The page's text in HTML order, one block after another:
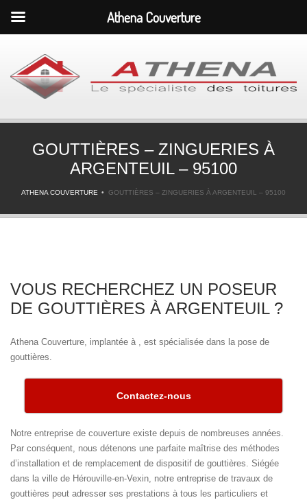
GOUTTIÈRES – ZINGUERIES À
ARGENTEUIL – 95100
ATHENA COUVERTURE GOUTTIÈRES – ZINGUERIES À ARGENTEUIL – 95100
VOUS RECHERCHEZ UN POSEUR
DE GOUTTIÈRES À ARGENTEUIL ?
Athena Couverture, implantée à , est spécialisée dans la pose de
gouttières.
Contactez-nous
Notre entreprise de couverture existe depuis de nombreuses années.
Par conséquent, nous détenons une parfaite maîtrise des méthodes
d’installation et de remplacement de dispositif de gouttières. Siégée
dans la ville de Hérouville-en-Vexin, notre entreprise de travaux de
gouttières peut adresser ses prestations à tous les particuliers et
Athena Couverture